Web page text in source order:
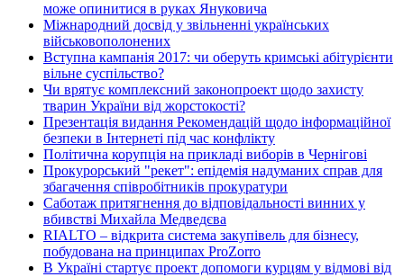
може опинитися в руках Януковича
Міжнародний досвід у звільненні українських
військовополонених
Вступна кампанія 2017: чи оберуть кримські абітурієнти
вільне суспільство?
Чи врятує комплексний законопроект щодо захисту
тварин України від жорстокості?
Презентація видання Рекомендацій щодо інформаційної
безпеки в Інтернеті під час конфлікту
Політична корупція на прикладі виборів в Чернігові
Прокурорський "рекет": епідемія надуманих справ для
збагачення співробітників прокуратури
Саботаж притягнення до відповідальності винних у
вбивстві Михайла Медведєва
RIALTO – відкрита система закупівель для бізнесу,
побудована на принципах ProZorro
В Україні стартує проект допомоги курцям у відмові від